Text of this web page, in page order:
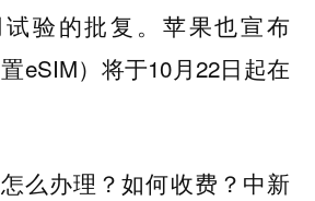
验的批复。苹果也宣布
eSIM）将于10月22日起在
么办理？如何收费？中新